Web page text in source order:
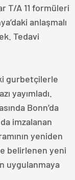
T/A 11 formüleri
anlaşmalı
Tedavi
gurbetçilerle
yayımladı.
Bonn’da
imzalanan
yeniden
belirlenen yeni
uygulanmaya